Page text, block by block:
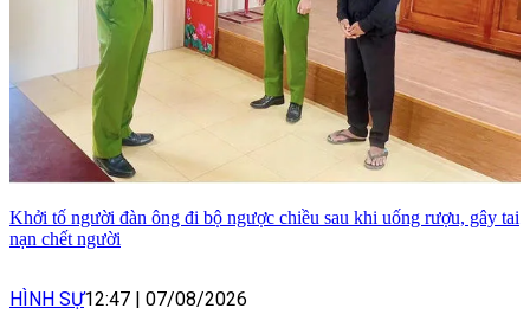
Khởi tố người đàn ông đi bộ ngược chiều sau khi uống rượu, gây tai
nạn chết người
HÌNH SỰ12:47 | 07/08/2026